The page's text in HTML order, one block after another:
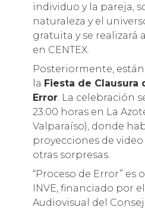
individuo y la pareja,
naturaleza y el
gratuita y se realizará
en CENTEX.
Posteriormente,
la Fiesta de Clausura
Error. La celebración
23:00 horas en La
Valparaíso), donde
proyecciones de
otras sorpresas.
“Proceso de Error” es
INVE, financiado por
Audiovisual del